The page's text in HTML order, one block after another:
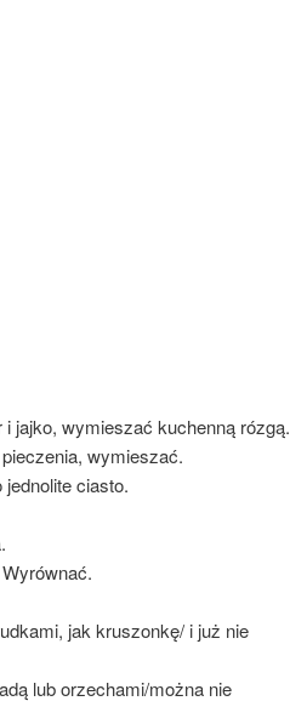
jajko, wymieszać kuchenną rózgą.
wymieszać.
ciasto.
jak kruszonkę/ i już nie
lub orzechami/można nie